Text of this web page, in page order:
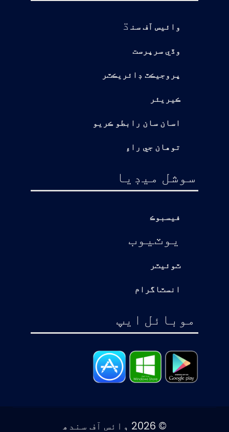
وائيس آف سن ڌ
وڏي سرپرست
پروجيڪٽ ڊائريڪٽر
ڪيريئر
اسان سان رابطو ڪريو
توهان جي راءِ
سوشل ميڊيا
فيسبوڪ
يوٽيوب
ٽوئيٽر
انسٽاگرام
موبائل ايپ
© 2026 وائس آف سندھ